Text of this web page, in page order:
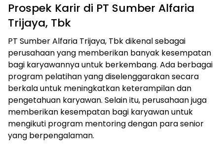
Prospek Karir di PT Sumber Alfaria
Trijaya, Tbk
PT Sumber Alfaria Trijaya, Tbk dikenal sebagai
perusahaan yang memberikan banyak kesempatan
bagi karyawannya untuk berkembang. Ada berbagai
program pelatihan yang diselenggarakan secara
berkala untuk meningkatkan keterampilan dan
pengetahuan karyawan. Selain itu, perusahaan juga
memberikan kesempatan bagi karyawan untuk
mengikuti program mentoring dengan para senior
yang berpengalaman.